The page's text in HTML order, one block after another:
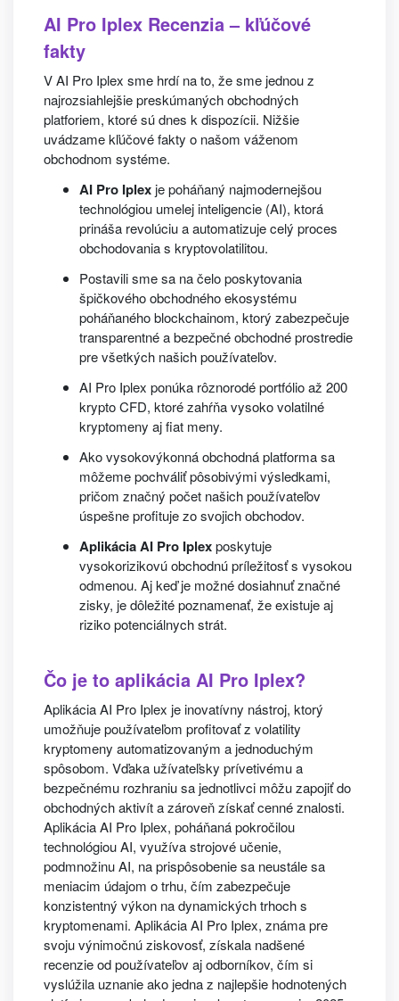
AI Pro Iplex Recenzia – kľúčové
fakty
V AI Pro Iplex sme hrdí na to, že sme jednou z
najrozsiahlejšie preskúmaných obchodných
platforiem, ktoré sú dnes k dispozícii. Nižšie
uvádzame kľúčové fakty o našom váženom
obchodnom systéme.
AI Pro Iplexje poháňaný najmodernejšou
technológiou umelej inteligencie (AI), ktorá
prináša revolúciu a automatizuje celý proces
obchodovania s kryptovolatilitou.
Postavili sme sa na čelo poskytovania
špičkového obchodného ekosystému
poháňaného blockchainom, ktorý zabezpečuje
transparentné a bezpečné obchodné prostredie
pre všetkých našich používateľov.
AI Pro Iplex ponúka rôznorodé portfólio až 200
krypto CFD, ktoré zahŕňa vysoko volatilné
kryptomeny aj fiat meny.
Ako vysokovýkonná obchodná platforma sa
môžeme pochváliť pôsobivými výsledkami,
pričom značný počet našich používateľov
úspešne profituje zo svojich obchodov.
Aplikácia AI Pro Iplexposkytuje
vysokorizikovú obchodnú príležitosť s vysokou
odmenou. Aj keď je možné dosiahnuť značné
zisky, je dôležité poznamenať, že existuje aj
riziko potenciálnych strát.
Čo je to aplikácia AI Pro Iplex?
Aplikácia AI Pro Iplex je inovatívny nástroj, ktorý
umožňuje používateľom profitovať z volatility
kryptomeny automatizovaným a jednoduchým
spôsobom. Vďaka užívateľsky prívetivému a
bezpečnému rozhraniu sa jednotlivci môžu zapojiť do
obchodných aktivít a zároveň získať cenné znalosti.
Aplikácia AI Pro Iplex, poháňaná pokročilou
technológiou AI, využíva strojové učenie,
podmnožinu AI, na prispôsobenie sa neustále sa
meniacim údajom o trhu, čím zabezpečuje
konzistentný výkon na dynamických trhoch s
kryptomenami. Aplikácia AI Pro Iplex, známa pre
svoju výnimočnú ziskovosť, získala nadšené
recenzie od používateľov aj odborníkov, čím si
vyslúžila uznanie ako jedna z najlepšie hodnotených